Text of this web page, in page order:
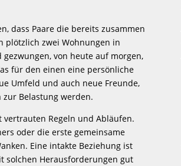
dass Paare die bereits zusammen
plötzlich zwei Wohnungen in
von heute auf morgen,
für den einen eine persönliche
Umfeld und auch neue Freunde,
Belastung werden.
vertrauten Regeln und Abläufen.
oder die erste gemeinsame
Eine intakte Beziehung ist
solchen Herausforderungen gut